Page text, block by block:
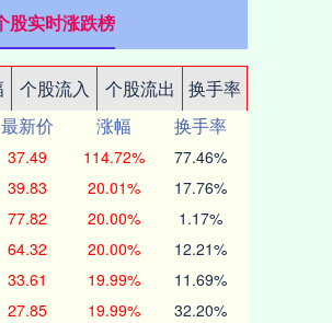
股实时涨跌榜
个股流入 个股流出
换手率
最新价 涨幅
换手率
37.49 114.72% 77.46%
39.83 20.01% 17.76%
77.82 20.00% 1.17%
64.32 20.00% 12.21%
33.61 19.99% 11.69%
27.85 19.99% 32.20%